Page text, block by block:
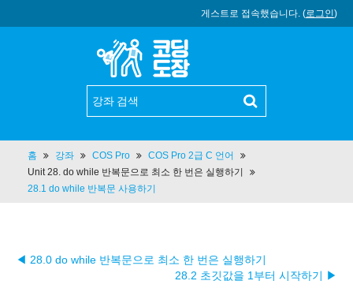
게스트로 접속했습니다. (로그인)
홈 강좌 COS Pro
COS Pro 2급 C 언어
Unit 28. do while 반복문으로 최소 한 번은 실행하기
28.1 do while 반복문 사용하기
◀ 28.0 do while 반복문으로 최소 한 번은 실행하기
28.2 초깃값을 1부터 시작하기 ▶︎